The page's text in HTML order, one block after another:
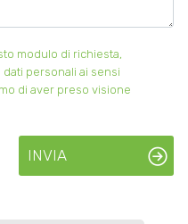
modulo di richiesta,
personali ai sensi
di aver preso visione
INVIA